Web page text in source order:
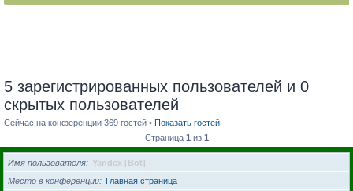
5 зарегистрированных пользователей и 0
скрытых пользователей
Сейчас на конференции 369 гостей • Показать гостей
Страница 1 из 1
Имя пользователя
Yandex [Bot]
Место в конференции
Главная страница